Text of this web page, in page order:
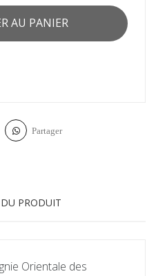
AU PANIER
Partager
DU PRODUIT
Orientale des